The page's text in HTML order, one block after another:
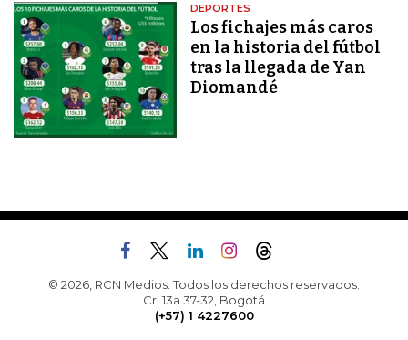
DEPORTES
Los fichajes más caros
en la historia del fútbol
tras la llegada de Yan
Diomandé
© 2026, RCN Medios. Todos los derechos reservados.
Cr. 13a 37-32, Bogotá
(+57) 1 4227600